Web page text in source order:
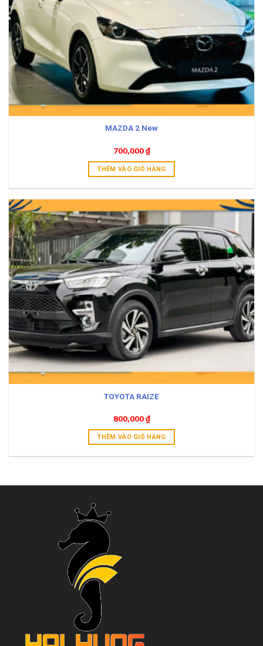
MAZDA 2 New
700,000₫
THÊM VÀO GIỎ HÀNG
TOYOTA RAIZE
800,000₫
THÊM VÀO GIỎ HÀNG